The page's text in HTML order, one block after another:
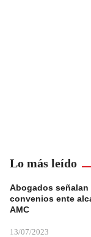
Lo más leído
Abogados
convenios ente
AMC
13/07/2023